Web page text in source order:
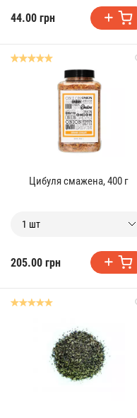
44.00 грн
Цибуля смажена, 400 г
1 шт
205.00 грн